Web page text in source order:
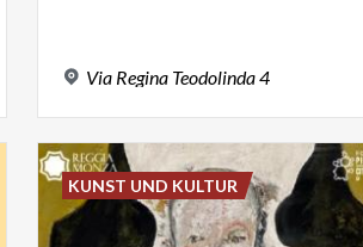
Via Regina Teodolinda4
KUNST UND KULTUR